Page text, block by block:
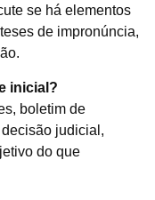
se há elementos
de impronúncia,
inicial?
boletim de
judicial,
do que